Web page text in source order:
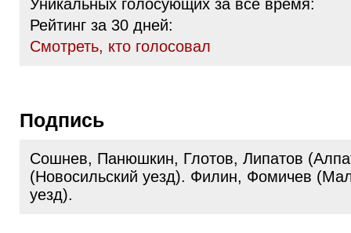
Уникальных голосующих за все время:
Рейтинг за 30 дней:
Cмотреть, кто голосовал
Подпись
Сошнев, Панюшкин, Глотов, Липатов
(Новосильский уезд). Филин, Фомичев
уезд).